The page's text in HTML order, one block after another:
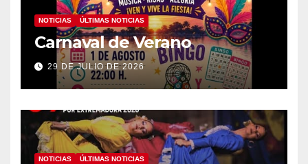
NOTICIAS ÚLTIMAS NOTICIAS
Carnaval de Verano
29 DE JULIO DE 2026
NOTICIAS ÚLTIMAS NOTICIAS